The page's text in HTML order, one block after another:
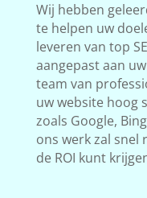
Wij hebben
te helpen uw
leveren van top
aangepast aan
team van
uw website hoog
zoals Google,
ons werk zal snel
de ROI kunt